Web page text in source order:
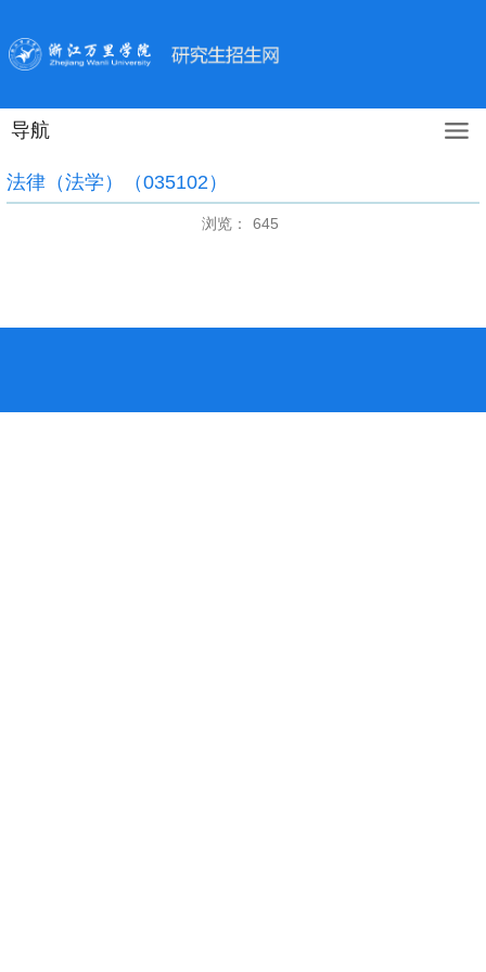
导航
法律（法学）（035102）
浏览： 645